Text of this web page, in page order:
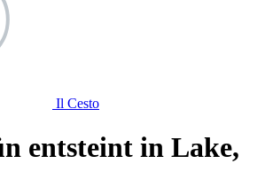
Il Cesto
entsteint in Lake,